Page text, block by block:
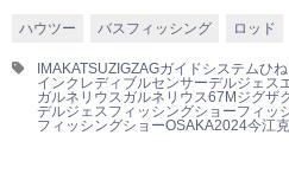
ハウツー バスフィッシング ロッド
IMAKATSUZIGZAGガイドシステムひ
インクレディブルセンサーデルジェス
ガルネリウスガルネリウス67M ジグザ
デルジェスフィッシングショーフィッ
フィッシングショーOSAKA2024今江